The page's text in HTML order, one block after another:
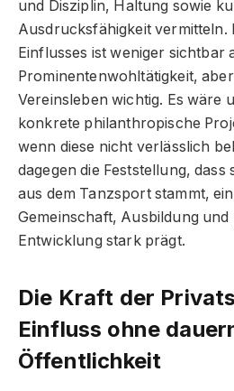
und Disziplin, Haltung sowie
Ausdrucksfähigkeit vermitteln.
Einflusses ist weniger sichtbar
Prominentenwohltätigkeit,
Vereinsleben wichtig. Es wäre
konkrete philanthropische
wenn diese nicht verlässlich
dagegen die Feststellung, dass
aus dem Tanzsport stammt,
Gemeinschaft, Ausbildung
Entwicklung stark prägt.
Die Kraft der
Einfluss ohne
Öffentlichkeit